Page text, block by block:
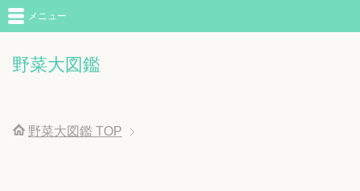
野菜大図鑑
メニュー
野菜大図鑑 TOP